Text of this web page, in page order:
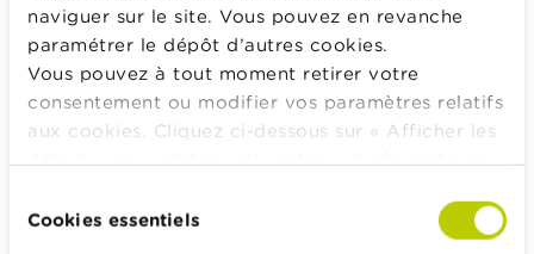
naviguer sur le site. Vous pouvez en revanche
paramétrer le dépôt d’autres cookies.
Vous pouvez à tout moment retirer votre
consentement ou modifier vos paramètres relatifs
aux cookies. Cliquez ci-dessous sur « Afficher les
consultable dans son intégralité
duCookies essentiels
Calculateurs, conseils pratiques, checklists
Budget, payer, emprunter et assurer
Famille
Épargner et investir
Hériter